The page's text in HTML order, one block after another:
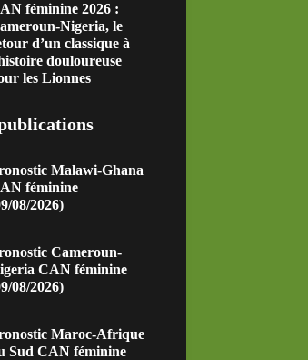
féminine 2026 :
Nigeria, le
d’un classique à
douloureuse
les Lionnes
Malawi-Ghana
féminine
08/2026)
Cameroun-
CAN féminine
08/2026)
Maroc-Afrique
Sud CAN féminine